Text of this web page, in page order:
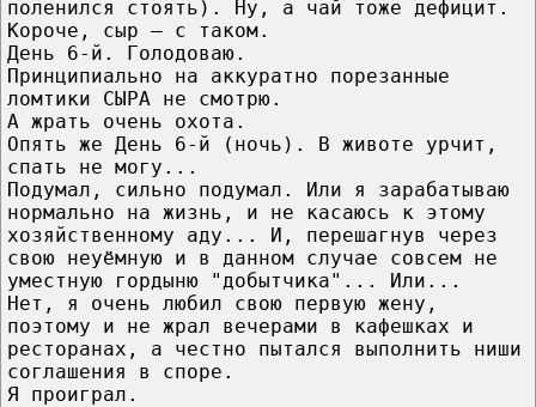
поленился стоять). Ну, а чай тоже дефицит.
Короче, сыр – с таком.
День 6-й. Голодоваю.
Принципиально на аккуратно порезанные
ломтики СЫРА не смотрю.
А жрать очень охота.
Опять же День 6-й (ночь). В животе урчит,
спать не могу...
Подумал, сильно подумал. Или я зарабатываю
нормально на жизнь, и не касаюсь к этому
хозяйственному аду... И, перешагнув через
свою неуёмную и в данном случае совсем не
уместную гордыню "добытчика"... Или...
Нет, я очень любил свою первую жену,
поэтому и не жрал вечерами в кафешках и
ресторанах, а честно пытался выполнить ниши
соглашения в споре.
Я проиграл.